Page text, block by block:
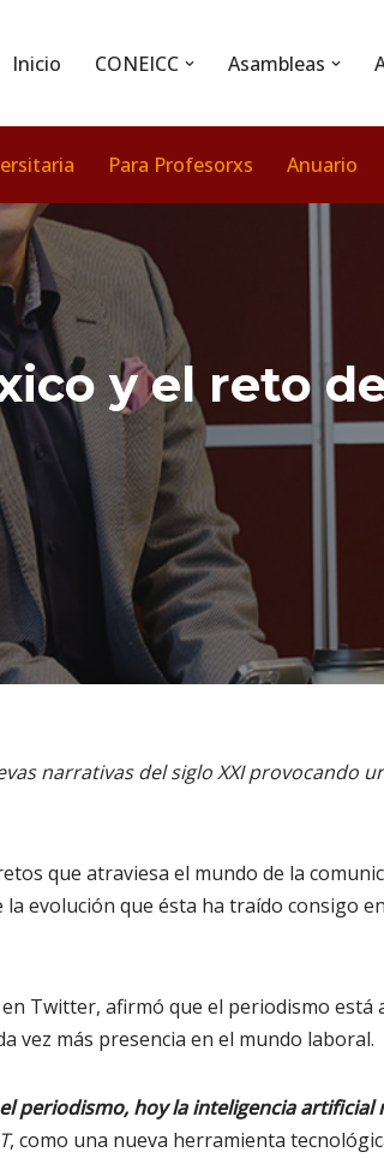
Inicio CONEICC Asambleas
Para Profesorxs Anuario
y el reto
narrativas del siglo XXI provocando
que atraviesa el mundo de la
evolución que ésta ha traído consigo
Twitter, afirmó que el periodismo
vez más presencia en el mundo laboral.
periodismo, hoy la inteligencia artificial
, como una nueva herramienta